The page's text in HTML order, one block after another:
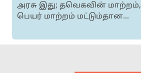
அரசு இது; தவெகவின் மாற்றம்,
பெயர் மாற்றம் மட்டும்தான...